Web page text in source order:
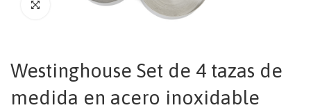
Westinghouse Set de 4 tazas de
medida en acero inoxidable